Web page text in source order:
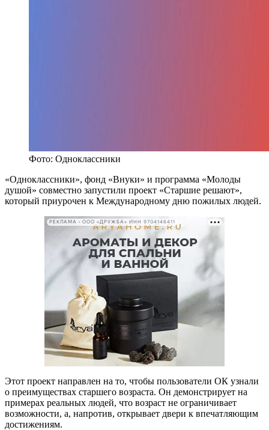
Фото: Одноклассники
«Одноклассники», фонд «Внуки» и программа «Молоды
душой» совместно запустили проект «Старшие решают»,
который приурочен к Международному дню пожилых людей.
РЕКЛАМА • ООО «ДРУЖБА» ИНН 9704146411
Этот проект направлен на то, чтобы пользователи ОК узнали
о преимуществах старшего возраста. Он демонстрирует на
примерах реальных людей, что возраст не ограничивает
возможности, а, напротив, открывает двери к впечатляющим
достижениям.